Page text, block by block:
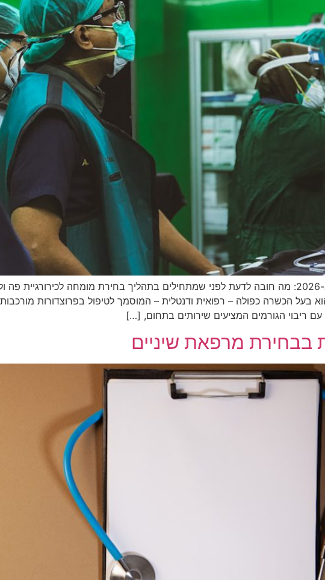
בחירת כירורג פה ולסת ב-2026: מה חובה לדעת לפני שמתחילים בתהליך בחירת מומחה
בעל הכשרה כפולה – רפואית ודנטלית – המוסמך לטיפול בפרוצדורות
בבחירת מרפאת שיניים